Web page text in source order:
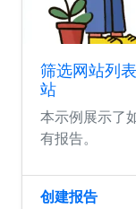
筛选网站列
站
本示例展示了
有报告。
创建报告